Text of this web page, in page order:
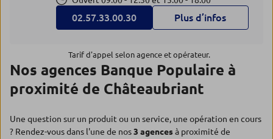
02.57.33.00.30 Plus d’infos
Tarif d'appel selon agence et opérateur.
Nos agences Banque Populaire à
proximité de Châteaubriant
Une question sur un produit ou un service, une opération en cours
? Rendez-vous dans l'une de nos3 agencesà proximité de